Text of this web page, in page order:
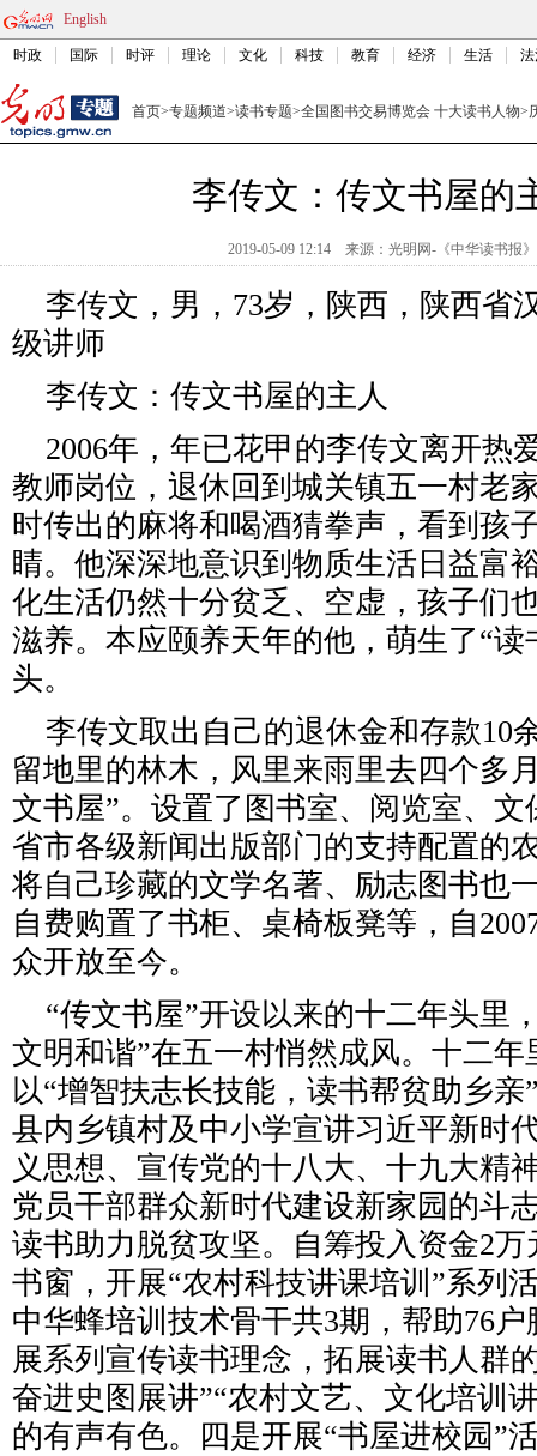
English
时政 国际 时评 理论 文化 科技 教育 经济 生活
首页>专题频道>读书专题>全国图书交易博览会 十大读书人物>
李传文：传文书屋的
2019-05-09 12:14 来源： 光明网-《中华读书报》
李传文，男，73岁，陕西，陕西省
级讲师
李传文：传文书屋的主人
2006年，年已花甲的李传文离开热
教师岗位，退休回到城关镇五一村老
时传出的麻将和喝酒猜拳声，看到孩
睛。他深深地意识到物质生活日益富
化生活仍然十分贫乏、空虚，孩子们
滋养。本应颐养天年的他，萌生了“读
头。
李传文取出自己的退休金和存款10
留地里的林木，风里来雨里去四个多
文书屋”。设置了图书室、阅览室、
省市各级新闻出版部门的支持配置的
将自己珍藏的文学名著、励志图书也
自费购置了书柜、桌椅板凳等，自
众开放至今。
“传文书屋”开设以来的十二年头里
文明和谐”在五一村悄然成风。十二
以“增智扶志长技能，读书帮贫助乡亲
县内乡镇村及中小学宣讲习近平新时
义思想、宣传党的十八大、十九大精
党员干部群众新时代建设新家园的斗
读书助力脱贫攻坚。自筹投入资金2
书窗，开展“农村科技讲课培训”系列
中华蜂培训技术骨干共3期，帮助76
展系列宣传读书理念，拓展读书人群
奋进史图展讲”“农村文艺、文化培训
的有声有色。四是开展“书屋进校园”